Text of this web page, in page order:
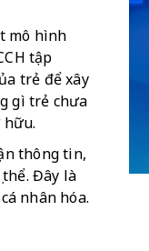
mô hình
tập
trẻ để xây
gì trẻ chưa
thông tin,
thể. Đây là
nhân hóa.